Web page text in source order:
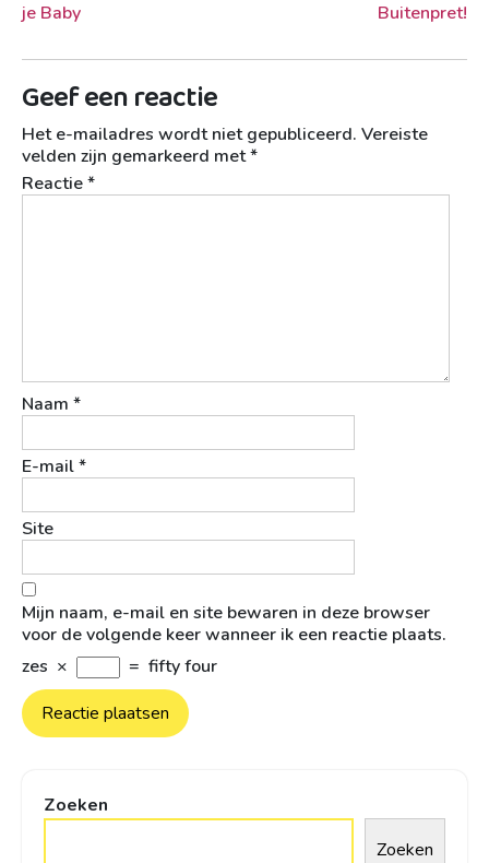
je Baby
Buitenpret!
Geef een reactie
Het e-mailadres wordt niet gepubliceerd. Vereiste
velden zijn gemarkeerd met*
Reactie*
Naam *
E-mail*
Site
Mijn naam, e-mail en site bewaren in deze browser
voor de volgende keer wanneer ik een reactie plaats.
zes × = fifty four
Zoeken
Zoeken